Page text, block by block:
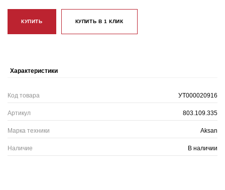
КУПИТЬ КУПИТЬ В 1 КЛИК
Характеристики
Код товара УТ000020916
Артикул 803.109.335
Марка техники Aksan
Наличие В наличии